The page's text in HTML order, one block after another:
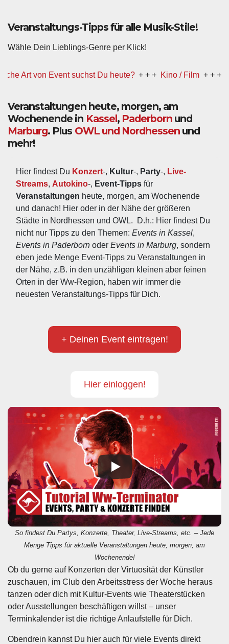
Veranstaltungs-Tipps für alle Musik-Stile!
Wähle Dein Lieblings-Genre per Klick!
von Event suchst Du heute? + + + Kino / Film + + + Ww
Veranstaltungen heute, morgen, am
Wochenende in Kassel, Paderborn und
Marburg. Plus OWL und Nordhessen und
mehr!
Hier findest Du Konzert-, Kultur-, Party-, Live-
Streams, Autokino-, Event-Tipps
Veranstaltungen heute, morgen, am Wochenende
und danach! Hier oder in der Nähe der größeren
Städte in Nordhessen und OWL.  D.h.: Hier findest Du
nicht nur Tipps zu den Themen: Events in Kassel
Events in Paderborn oder Events in Marburg, sondern
eben jede Menge Event-Tipps zu Veranstaltungen in
der Nähe, z.B. in den unzähligen kleinen aber feinen
Orten in der Ww-Region, haben wir immer die
neuesten Veranstaltungs-Tipps für Dich.
+ Deinen Event eintragen!
Hier einloggen!
So findest Du Partys, Konzerte, Theater, Live-Streams, etc. – Jede
Menge Tipps für aktuelle Veranstaltungen heute, morgen, am
Wochenende!
Ob du gerne auf Konzerten der Virtuosität der Künstler
zuschauen, im Club den Arbeitsstress der Woche heraus
tanzen oder dich mit Kultur-Events wie Theaterstücken
oder Ausstellungen beschäftigen willst – unser
Terminkalender ist die richtige Anlaufstelle für Dich.
Obendrein kannst Du hier auch für viele Events direkt